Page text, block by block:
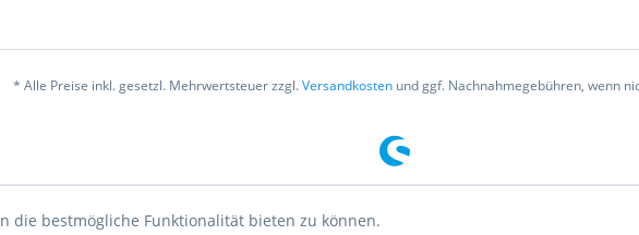
* Alle Preise inkl. gesetzl. Mehrwertsteuer zzgl.Versandkostenund ggf. Nachnahmegebühren, wenn
die bestmögliche Funktionalität bieten zu können.